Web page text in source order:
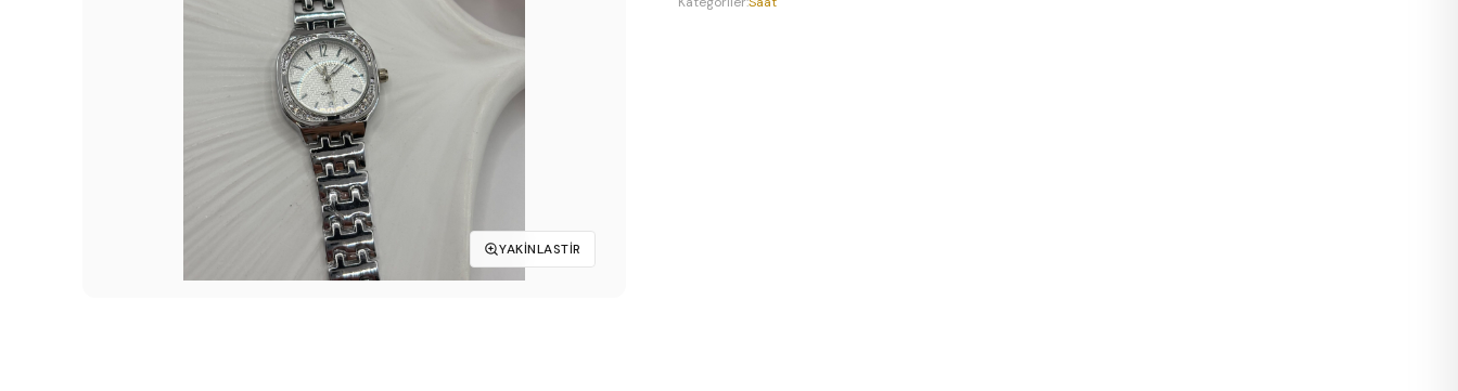
YAKINLASTIR